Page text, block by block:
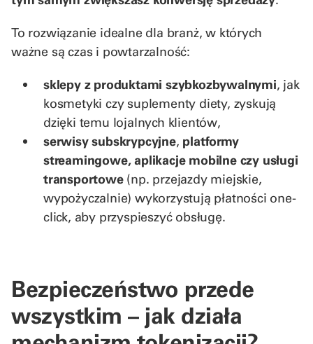
To rozwiązanie idealne dla branż, w których
ważne są czas i powtarzalność:
sklepy z produktami szybkozbywalnymi, jak
kosmetyki czy suplementy diety, zyskują
dzięki temu lojalnych klientów,
serwisy subskrypcyjne, platformy
streamingowe, aplikacje mobilne czy usługi
transportowe(np. przejazdy miejskie,
wypożyczalnie) wykorzystują płatności one-
click, aby przyspieszyć obsługę.
Bezpieczeństwo przede
wszystkim – jak działa